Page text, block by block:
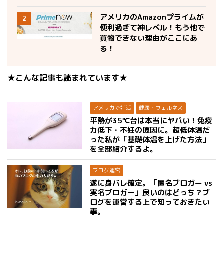
2
アメリカのAmazonプライムが
便利過ぎて神レベル！もう他で
買物できない理由がここにあ
る！
★こんな記事も読まれています★
アメリカで妊活 健康・ウェルネス
平熱が35℃台は本当にヤバい！免疫
力低下・不妊の原因に。超低体温だ
った私が「基礎体温を上げた方法」
を全部紹介するよ。
ブログ運営
遂に身バレ確定。「匿名ブロガー vs
実名ブロガー」良いのはどっち？ブ
ログを運営する上で知っておきたい
事。